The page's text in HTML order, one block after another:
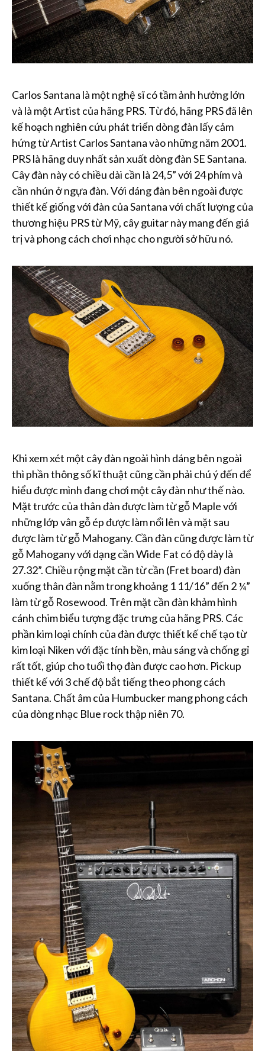
Carlos Santana là một nghệ sĩ có tầm ảnh hưởng lớn
và là một Artist của hãng PRS. Từ đó, hãng PRS đã lên
kế hoạch nghiên cứu phát triển dòng đàn lấy cảm
hứng từ Artist Carlos Santana vào những năm 2001.
PRS là hãng duy nhất sản xuất dòng đàn SE Santana.
Cây đàn này có chiều dài cần là 24,5” với 24 phím và
cần nhún ở ngựa đàn. Với dáng đàn bên ngoài được
thiết kế giống với đàn của Santana với chất lượng của
thương hiệu PRS từ Mỹ, cây guitar này mang đến giá
trị và phong cách chơi nhạc cho người sở hữu nó.
Khi xem xét một cây đàn ngoài hình dáng bên ngoài
thì phần thông số kĩ thuật cũng cần phải chú ý đến để
hiểu được mình đang chơi một cây đàn như thế nào.
Mặt trước của thân đàn được làm từ gỗ Maple với
những lớp vân gỗ ép được làm nổi lên và mặt sau
được làm từ gỗ Mahogany. Cần đàn cũng được làm từ
gỗ Mahogany với dạng cần Wide Fat có độ dày là
27.32”. Chiều rộng mặt cần từ cần (Fret board) đàn
xuống thân đàn nằm trong khoảng 1 11/16” đến 2 ¼”
làm từ gỗ Rosewood. Trên mặt cần đàn khảm hình
cánh chim biểu tượng đặc trưng của hãng PRS. Các
phần kim loại chính của đàn được thiết kế chế tạo từ
kim loại Niken với đặc tính bền, màu sáng và chống gỉ
rất tốt, giúp cho tuổi thọ đàn được cao hơn. Pickup
thiết kế với 3 chế độ bắt tiếng theo phong cách
Santana. Chất âm của Humbucker mang phong cách
của dòng nhạc Blue rock thập niên 70.